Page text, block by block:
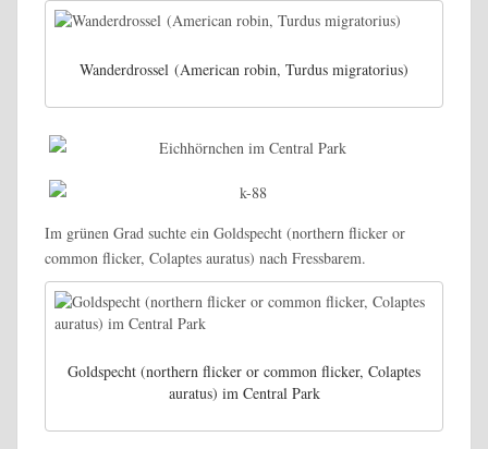
Wanderdrossel (American robin, Turdus migratorius)
Im grünen Grad suchte ein Goldspecht (northern flicker or
common flicker, Colaptes auratus) nach Fressbarem.
Goldspecht (northern flicker or common flicker, Colaptes
auratus) im Central Park